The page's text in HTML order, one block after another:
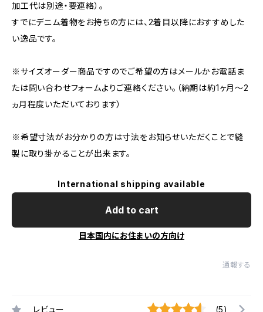
加工代は別途・要連絡）。
すでにデニム着物をお持ちの方には、2着目以降におすすめした
い逸品です。
※サイズオーダー商品ですのでご希望の方はメールかお電話ま
たは問い合わせフォームよりご連絡ください。（納期は約1ヶ月～2
ヵ月程度いただいております）
※希望寸法がお分かりの方は寸法をお知らせいただくことで縫
製に取り掛かることが出来ます。
International shipping available
Add to cart
日本国内にお住まいの方向け
通報する
レビュー (5)